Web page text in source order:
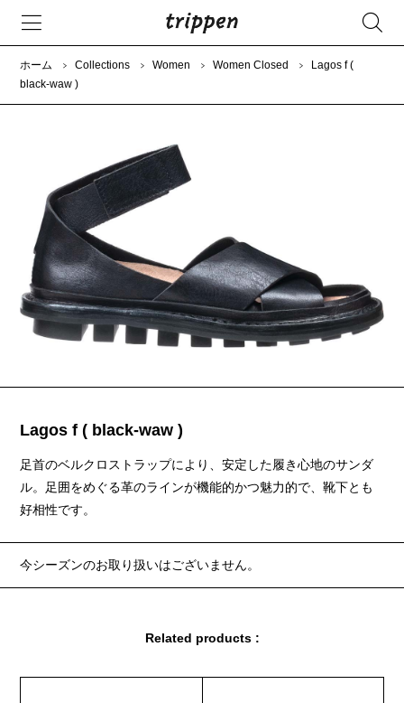
ホーム Collections Women Women Closed
Lagos f (
black-waw )
Lagos f ( black-waw )
足首のベルクロストラップにより、安定した履き心地のサンダ
ル。足囲をめぐる革のラインが機能的かつ魅力的で、靴下とも
好相性です。
今シーズンのお取り扱いはございません。
Related products :